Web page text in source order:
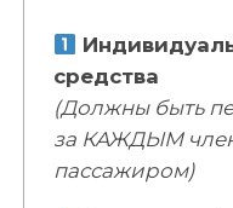
средства
(Должны быть
за КАЖДЫМ
пассажиром)